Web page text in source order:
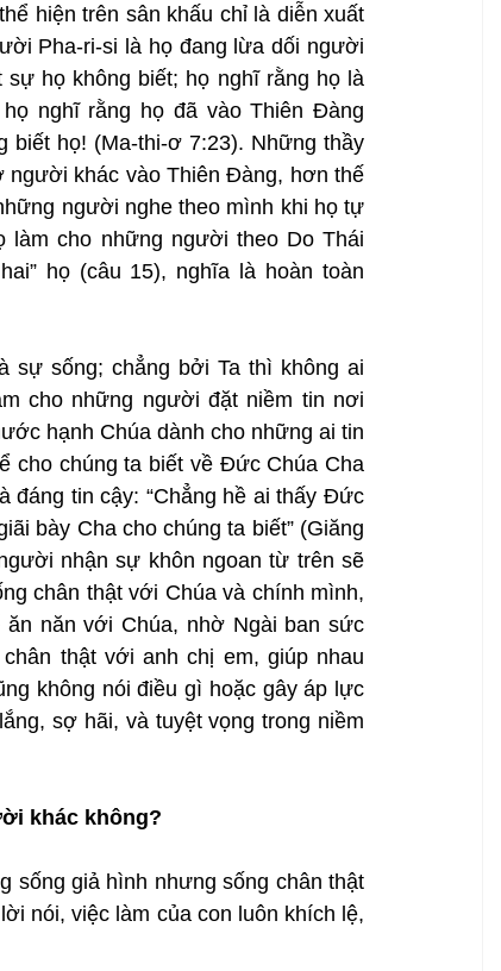
hiện trên sân khấu chỉ là diễn xuất
Pha-ri-si là họ đang lừa dối người
họ không biết; họ nghĩ rằng họ là
nghĩ rằng họ đã vào Thiên Đàng
biết họ! (Ma-thi-ơ 7:23). Những thầy
khác vào Thiên Đàng, hơn thế
người nghe theo mình khi họ tự
làm cho những người theo Do Thái
họ (câu 15), nghĩa là hoàn toàn
sự sống; chẳng bởi Ta thì không ai
cho những người đặt niềm tin nơi
hạnh Chúa dành cho những ai tin
cho chúng ta biết về Đức Chúa Cha
đáng tin cậy: “Chẳng hề ai thấy Đức
bày Cha cho chúng ta biết” (Giăng
nhận sự khôn ngoan từ trên sẽ
chân thật với Chúa và chính mình,
năn với Chúa, nhờ Ngài ban sức
thật với anh chị em, giúp nhau
không nói điều gì hoặc gây áp lực
sợ hãi, và tuyệt vọng trong niềm
khác không?
sống giả hình nhưng sống chân thật
nói, việc làm của con luôn khích lệ,